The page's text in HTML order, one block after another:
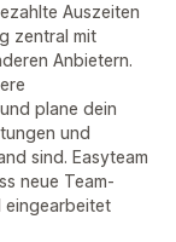
Auszeiten
zentral mit
Anbietern.
plane dein
und
sind. Easyteam
neue Team-
eingearbeitet